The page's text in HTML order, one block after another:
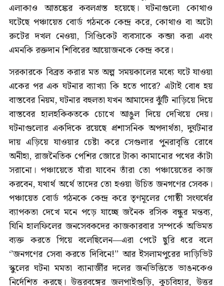
এলাকাও আতঙ্কের কবলগ্রস্ত হয়েছে। ঘটনাগুলো কোথাও
ঘটেছে পঞ্চায়েত বোর্ড গঠনকে কেন্দ্র করে, কোথাও বা অটো
রুটের দখল নেওয়া, সিণ্ডিকেট ব্যবসাকে কব্জা করা এবং
এমনকি রক্তদান শিবিরের আয়োজনকে কেন্দ্র করে।
সরকারকে বিব্রত করার মত অল্প সময়কালের মধ্যে ঘটে যাওয়া
একের পর এক ঘটনার ব্যাখ্যা কি হতে পারে? এটাই বোধ হয়
বাস্তবের নিয়ম, ঘটনার বহুলতা যখন আমাদের ঝুঁটি নাড়িয়ে দিয়ে
বাস্তবের হালহকিকতকে চোখে আঙুল দিয়ে দেখিয়ে দেয়।
ঘটনাগুলোর একদিকে রয়েছে প্রশাসনিক অপদার্থতা, দুর্ঘটনার
দায় এড়িয়ে যাওয়ার চেষ্টা করে সেগুলার পুনরাবৃত্তি রোধে
অনীহা, রাজনৈতিক পেশির জোরে টাকা কামানোর পথের কাঁটা
সরানো। পঞ্চায়েতে যাঁরা যাবেন তাঁরা তো পঞ্চায়েতের কাজ
করবেন, যথার্থ অর্থে তাদের তো হওয়া উচিত জনগণের সেবক।
পঞ্চায়েত বোর্ড গঠনকে কেন্দ্র করে তৃণমূলের গোষ্ঠী সংঘর্ষের
ব্যাপকতা দেখে মনে পড়ে যাচ্ছে জনৈক রসিক বন্ধুর মন্তব্য,
যিনি হালফিলের জনসেবকদের কাজকারবার সম্পর্কে অভিমত
ব্যক্ত করতে গিয়ে বলেছিলেন—এরা পেটে ছুরি ধরে বলে
‘’জনগণের সেবা করতে দিবিনে!’’ আর ইসলামপুরের দাড়িভিট
স্কুলের ঘটনা মমতা ব্যানার্জীর দলের জনভিত্তিতে ভাঙনকেও
নির্দেশিত করছে। উত্তরবঙ্গের জলপাইগুড়ি, কুচবিহার, উত্তর